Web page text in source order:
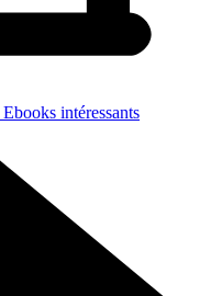
Ebooks intéressants